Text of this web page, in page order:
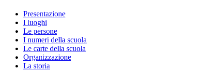
Presentazione
I luoghi
Le persone
I numeri della scuola
Le carte della scuola
Organizzazione
La storia